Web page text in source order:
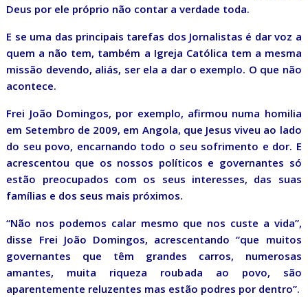
Deus por ele próprio não contar a verdade toda.
E se uma das principais tarefas dos Jornalistas é dar voz a
quem a não tem, também a Igreja Católica tem a mesma
missão devendo, aliás, ser ela a dar o exemplo. O que não
acontece.
Frei João Domingos, por exemplo, afirmou numa homilia
em Setembro de 2009, em Angola, que Jesus viveu ao lado
do seu povo, encarnando todo o seu sofrimento e dor. E
acrescentou que os nossos políticos e governantes só
estão preocupados com os seus interesses, das suas
famílias e dos seus mais próximos.
“Não nos podemos calar mesmo que nos custe a vida”,
disse Frei João Domingos, acrescentando “que muitos
governantes que têm grandes carros, numerosas
amantes, muita riqueza roubada ao povo, são
aparentemente reluzentes mas estão podres por dentro”.